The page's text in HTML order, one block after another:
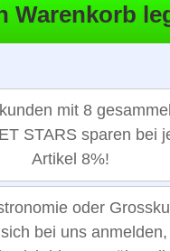
mit 8
STARS sparen bei
Artikel 8%!
oder
bei uns